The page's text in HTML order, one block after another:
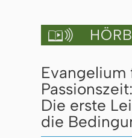

Passionszeit:
Die erste
die